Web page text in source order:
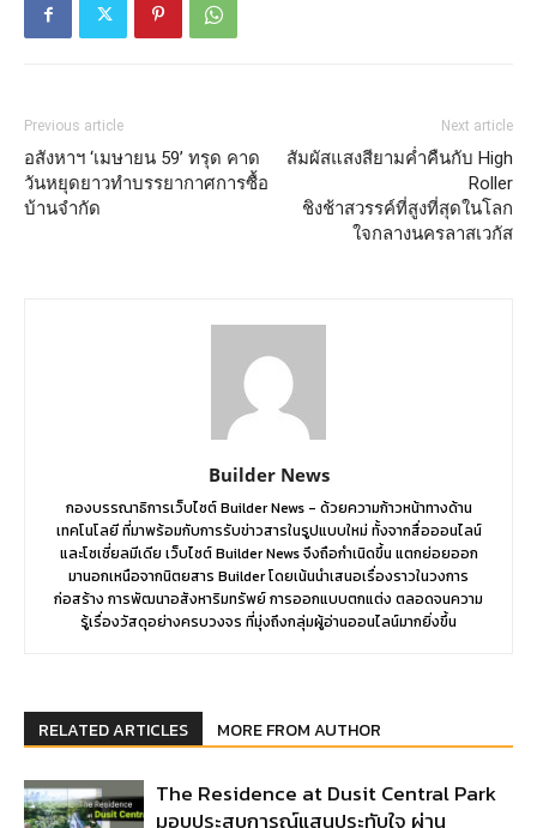
Previous article
อสังหาฯ ‘เมษายน 59’ ทรุด คาด
วันหยุดยาวทำบรรยากาศการซื้อ
บ้านจำกัด
Next article
สัมผัสแสงสียามค่ำคืนกับ High
Roller
ชิงช้าสวรรค์ที่สูงที่สุดในโลก
ใจกลางนครลาสเวกัส
Builder News
กองบรรณาธิการเว็บไซต์ Builder News - ด้วยความก้าวหน้าทางด้าน
เทคโนโลยี ที่มาพร้อมกับการรับข่าวสารในรูปแบบใหม่ ทั้งจากสื่อออนไลน์
และโซเชี่ยลมีเดีย เว็บไซต์ Builder News จึงถือกำเนิดขึ้น แตกย่อยออก
มานอกเหนือจากนิตยสาร Builder โดยเน้นนำเสนอเรื่องราวในวงการ
ก่อสร้าง การพัฒนาอสังหาริมทรัพย์ การออกแบบตกแต่ง ตลอดจนความ
รู้เรื่องวัสดุอย่างครบวงจร ที่มุ่งถึงกลุ่มผู้อ่านออนไลน์มากยิ่งขึ้น
RELATED ARTICLES MORE FROM AUTHOR
The Residence at Dusit Central Park
มอบประสบการณ์แสนประทับใจ ผ่าน